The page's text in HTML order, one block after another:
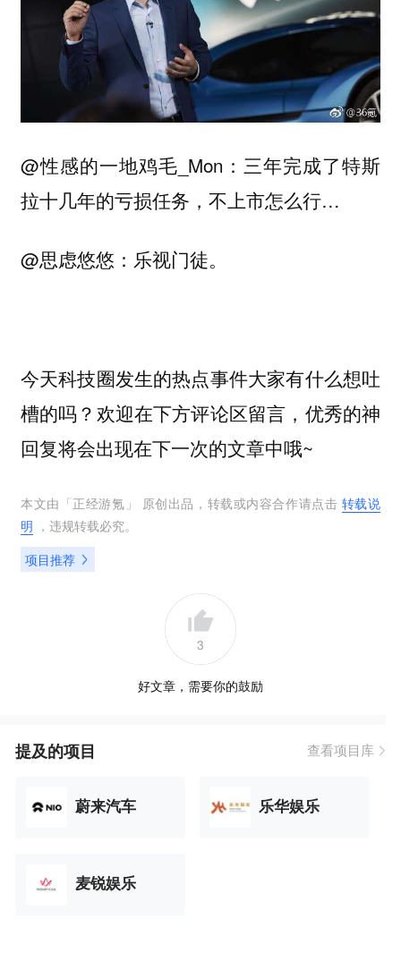
@性感的一地鸡毛_Mon：三年完成了特斯
拉十几年的亏损任务，不上市怎么行…
@思虑悠悠：乐视门徒。
今天科技圈发生的热点事件大家有什么想吐
槽的吗？欢迎在下方评论区留言，优秀的神
回复将会出现在下一次的文章中哦~
本文由「正经游氪 」 原创出品，转载或内容合作请点击 转载说
明 ，违规转载必究。
项目推荐
3
好文章，需要你的鼓励
提及的项目 查看项目库
蔚来汽车 乐华娱乐
麦锐娱乐